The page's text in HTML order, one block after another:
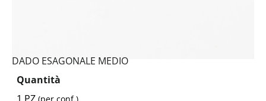
DADO ESAGONALE MEDIO
Quantità